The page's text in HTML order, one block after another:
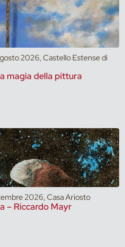
2026, Castello Estense di
magia della pittura
2026, Casa Ariosto
– Riccardo Mayr